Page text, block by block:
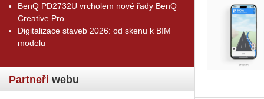
BenQ PD2732U vrcholem nové řady BenQ
Creative Pro
Digitalizace staveb 2026: od skenu k BIM
modelu
Partneři webu